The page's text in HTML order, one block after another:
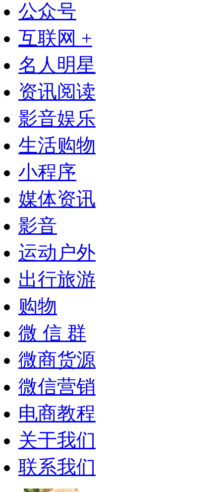
公众号
互联网 +
名人明星
资讯阅读
影音娱乐
生活购物
小程序
媒体资讯
影音
运动户外
出行旅游
购物
微 信 群
微商货源
微信营销
电商教程
关于我们
联系我们